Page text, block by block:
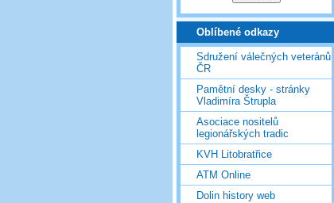
Oblíbené odkazy
Sdružení válečných veteránů
ČR
Pamětní desky - stránky
Vladimíra Štrupla
Asociace nositelů
legionářských tradic
KVH Litobratřice
ATM Online
Dolin history web